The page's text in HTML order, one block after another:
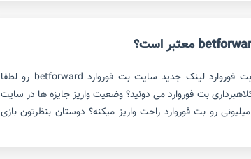
سایت پیش بینی فوتبال و کازینو بت فوروارد لینک جدید سایت بت فوروارد betforward رو لطفا
بت فوروارد می دونید؟ وضعیت واریز جایزه ها در سایت
رو بت فوروارد راحت واریز میکنه؟ دوستان بنظرتون بازی